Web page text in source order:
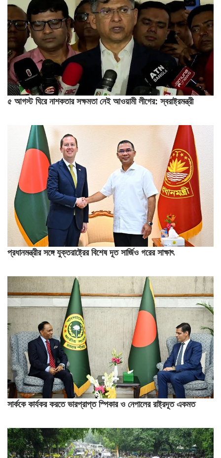
৫ আগস্ট ঘিরে নাশকতার সক্ষমতা নেই আওয়ামী লীগের: স্বরাষ্ট্রমন্ত্রী
প্রধানমন্ত্রীর সঙ্গে যুক্তরাষ্ট্রের বিশেষ দূত সার্জিও গরের সাক্ষাৎ
সার্ককে কার্যকর করতে ভারপ্রাপ্ত স্পিকার ও নেপালের রাষ্ট্রদূত একমত